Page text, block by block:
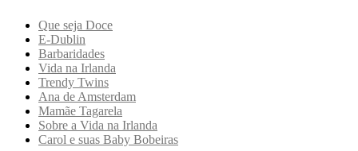
Que seja Doce
E-Dublin
Barbaridades
Vida na Irlanda
Trendy Twins
Ana de Amsterdam
Mamãe Tagarela
Sobre a Vida na Irlanda
Carol e suas Baby Bobeiras